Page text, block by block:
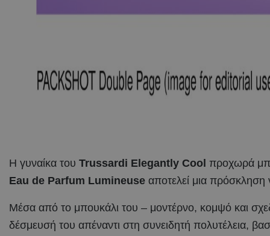
Η γυναίκα του Trussardi Elegantly Cool προχωρά
Eau de Parfum Lumineuse αποτελεί μια πρόσκληση
Μέσα από το μπουκάλι του – μοντέρνο, κομψό και
δέσμευσή του απέναντι στη συνειδητή πολυτέλεια,